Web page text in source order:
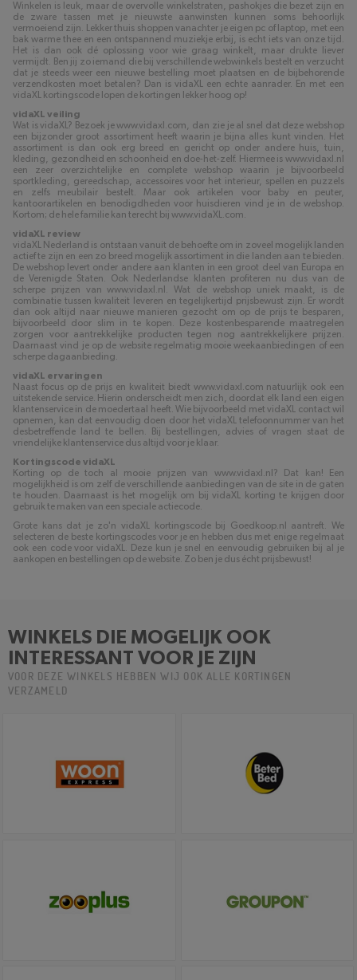
Winkelen is leuk, maar de overvolle winkelstraten, pashokjes die bezet zijn en
de zware tassen met je nieuwste aanwinsten kunnen soms behoorlijk
vermoeiend zijn. Lekker thuis shoppen vanachter je eigen pc of laptop, met een
bak warme thee en een ontspannend muziekje erbij, is echt iets van onze tijd.
Het is dan ook dé oplossing voor wie graag winkelt, maar drukte liever
vermijdt. Ben jij zo iemand die bij verschillende webwinkels bestelt en verzucht
dat je steeds weer een nieuwe bestelling moet plaatsen en de bijbehorende
verzendkosten moet betalen? Dan is vidaXL een echte aanrader. En met een
vidaXL kortingscode lopen de kortingen lekker hoog op!
vidaXL veiling
Wat is vidaXL? Bezoek je www.vidaxl.com, dan zie je al snel dat deze webshop
een bijzonder groot assortiment heeft waarin je bijna alles kunt vinden. Het
assortiment is dan ook erg breed en gericht op onder andere huis, tuin,
kleding, gezondheid en schoonheid en doe-het-zelf. Hiermee is www.vidaxl.nl
een zeer overzichtelijke en complete webshop waarin je bijvoorbeeld
sportkleding, gereedschap, accessoires voor het interieur, spellen en puzzels
en zelfs meubilair bestelt. Maar ook artikelen voor baby en peuter,
kantoorartikelen en benodigdheden voor huisdieren vind je in de webshop.
Kortom; de hele familie kan terecht bij www.vidaXL.com.
vidaXL review
vidaXL Nederland is ontstaan vanuit de behoefte om in zoveel mogelijk landen
actief te zijn en een zo breed mogelijk assortiment in die landen aan te bieden.
De webshop levert onder andere aan klanten in een groot deel van Europa en
de Verenigde Staten. Ook Nederlandse klanten profiteren nu dus van de
scherpe prijzen van www.vidaxl.nl. Wat de webshop uniek maakt, is de
combinatie tussen kwaliteit leveren en tegelijkertijd prijsbewust zijn. Er wordt
dan ook altijd naar nieuwe manieren gezocht om op de prijs te besparen,
bijvoorbeeld door slim in te kopen. Deze kostenbesparende maatregelen
zorgen voor aantrekkelijke producten tegen nog aantrekkelijkere prijzen.
Daarnaast vind je op de website regelmatig mooie weekaanbiedingen of een
scherpe dagaanbieding.
vidaXL ervaringen
Naast focus op de prijs en kwaliteit biedt www.vidaxl.com natuurlijk ook een
uitstekende service. Hierin onderscheidt men zich, doordat elk land een eigen
klantenservice in de moedertaal heeft. Wie bijvoorbeeld met vidaXL contact wil
opnemen, kan dat eenvoudig doen door het vidaXL telefoonnummer van het
desbetreffende land te bellen. Bij bestellingen, advies of vragen staat de
vriendelijke klantenservice dus altijd voor je klaar.
Kortingscode vidaXL
Korting op de toch al mooie prijzen van www.vidaxl.nl? Dat kan! Een
mogelijkheid is om zelf de verschillende aanbiedingen van de site in de gaten
te houden. Daarnaast is het mogelijk om bij vidaXL korting te krijgen door
gebruik te maken van een speciale actiecode.
Grote kans dat je zo'n vidaXL kortingscode bij Goedkoop.nl aantreft. We
selecteren de beste kortingscodes voor je en hebben dus met enige regelmaat
ook een code voor vidaXL. Deze kun je snel en eenvoudig gebruiken bij al je
aankopen en bestellingen op de website. Zo ben je dus écht prijsbewust!
WINKELS DIE MOGELIJK OOK
INTERESSANT VOOR JE ZIJN
VOOR DEZE WINKELS HEBBEN WIJ OOK ALLE KORTINGEN
VERZAMELD